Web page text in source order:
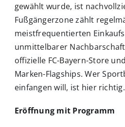
gewählt wurde, ist
Fußgängerzone zählt
meistfrequentierten
unmittelbarer
offizielle FC-Bayern-Store
Marken-Flagships. Wer
einfangen will, ist hier richtig.
Eröffnung mit Programm